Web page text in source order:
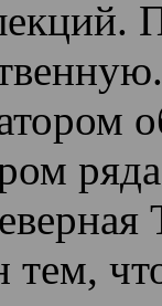
.
тем,